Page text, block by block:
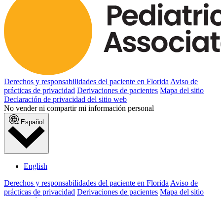
Derechos y responsabilidades del paciente en Florida Aviso de
prácticas de privacidad Derivaciones de pacientes Mapa del sitio
Declaración de privacidad del sitio web
No vender ni compartir mi información personal
Español
English
Derechos y responsabilidades del paciente en FloridaAviso de
prácticas de privacidad Derivaciones de pacientes Mapa del sitio